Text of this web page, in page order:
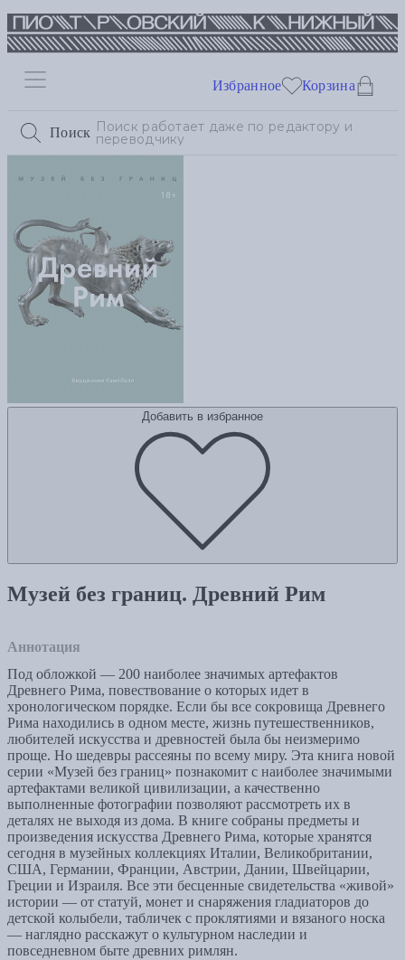
Поиск
Избранное Корзина
Добавить в избранное
Музей без границ. Древний Рим
Аннотация
Под обложкой — 200 наиболее значимых артефактов
Древнего Рима, повествование о которых идет в
хронологическом порядке. Если бы все сокровища Древнего
Рима находились в одном месте, жизнь путешественников,
любителей искусства и древностей была бы неизмеримо
проще. Но шедевры рассеяны по всему миру. Эта книга новой
серии «Музей без границ» познакомит с наиболее значимыми
артефактами великой цивилизации, а качественно
выполненные фотографии позволяют рассмотреть их в
деталях не выходя из дома. В книге собраны предметы и
произведения искусства Древнего Рима, которые хранятся
сегодня в музейных коллекциях Италии, Великобритании,
США, Германии, Франции, Австрии, Дании, Швейцарии,
Греции и Израиля. Все эти бесценные свидетельства «живой»
истории — от статуй, монет и снаряжения гладиаторов до
детской колыбели, табличек с проклятиями и вязаного носка
— наглядно расскажут о культурном наследии и
повседневном быте древних римлян.